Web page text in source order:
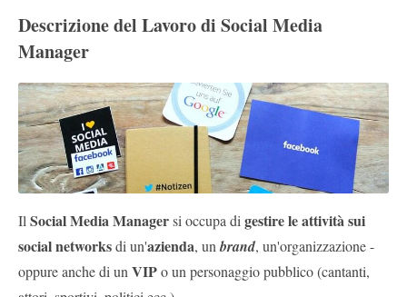
Pubblica
Offerte
Area
Aziende
Descrizione del Lavoro di Social Media
Manager
IlSocial Media Managersi occupa digestire le attività sui
social networksdi un'azienda, unbrand, un'organizzazione -
oppure anche di unVIPo un personaggio pubblico (cantanti,